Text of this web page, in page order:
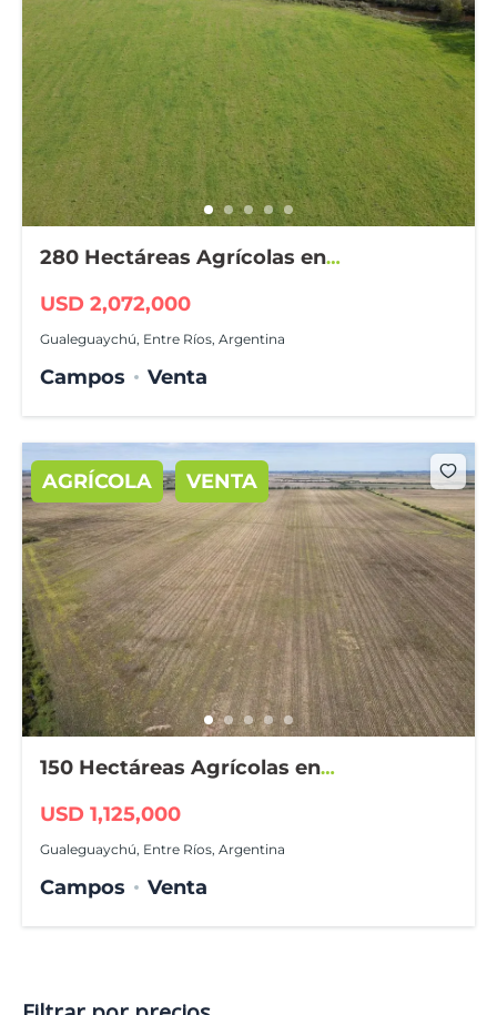
280 Hectáreas Agrícolas en
USD 2,072,000
Gualeguaychú, Entre Ríos, Argentina
Campos Venta
AGRÍCOLA VENTA
150 Hectáreas Agrícolas en
USD 1,125,000
Gualeguaychú, Entre Ríos, Argentina
Campos Venta